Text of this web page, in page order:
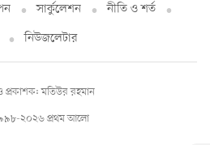
সার্কুলেশন
নীতি ও শর্ত
নিউজলেটার
২০২৬ প্রথম আলো
প্রকাশক: মতিউর রহমান